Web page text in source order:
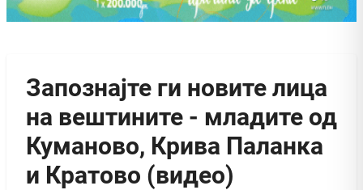
Запознајте ги новите лица
на вештините - младите од
Куманово, Крива Паланка
и Кратово (видео)